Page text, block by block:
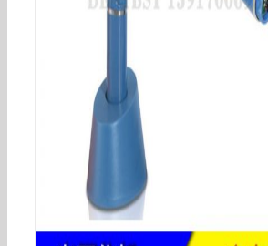
光固化机_厂家批发口腔光固化灯牙